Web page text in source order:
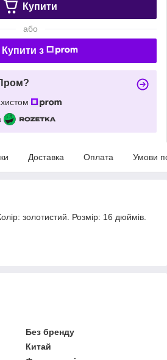
Купити
або
Купити з
Доставка Оплата Умови
золотистий. Розмір: 16 дюймів.
Без бренду
Китай